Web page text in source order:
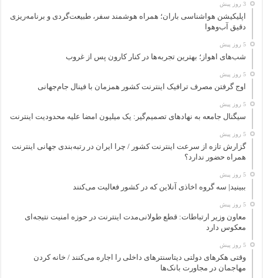
3 روز پیش
اپلیکیشن هواشناسی باران؛ همراه هوشمند سفر، طبیعت‌گردی و برنامه‌ریزی
دقیق آب‌وهوا
5 روز پیش
شب‌های اهواز؛ بهترین تجربه‌ها در کنار کارون پس از غروب
5 روز پیش
اوج گرفتن مصرف ترافیک اینترنت کشور همزمان با فینال جام‌جهانی
5 روز پیش
سیگنال جامعه به نهادهای تصمیم‌گیر: یک میلیون امضا علیه محدودیت اینترنت
5 روز پیش
گزارش تازه از سرعت اینترنت کشور / چرا ایران در رتبه‌بندی جهانی اینترنت
همراه حضور ندارد؟
5 روز پیش
ببینید| سه گروه اخاذی آنلاین که در کشور فعالیت می‌کنند
5 روز پیش
معاون وزیر ارتباطات: قطع طولانی‌مدت اینترنت در حوزه امنیت نتیجه‌ای
معکوس دارد
5 روز پیش
وقتی هکرهای دولتی دیتاسنترهای داخلی را اجاره می‌کنند / خانه کردن
مهاجمان در مجاورت بانک‌ها